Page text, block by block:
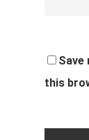
Save
this